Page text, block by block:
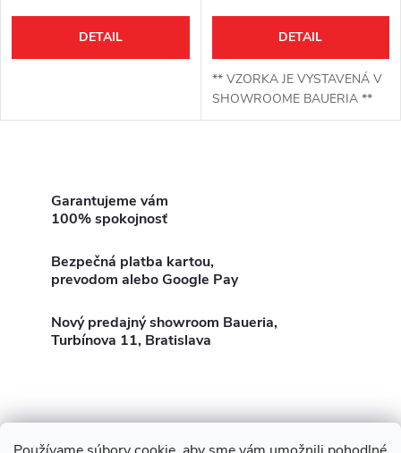
DETAIL DETAIL
** VZORKA JE VYSTAVENÁ V
SHOWROOME BAUERIA **
i
Garantujeme vám
100% spokojnosť
Bezpečná platba kartou,
prevodom alebo Google Pay
Nový predajný showroom Baueria,
Turbínova 11, Bratislava